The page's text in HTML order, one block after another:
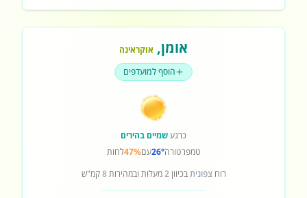
אומן, אוקראינה
הוסף למועדפים
כרגעשמיים בהירים
טמפרטורה26°עם47%לחות
רוחצפוניתבכיוון2מעלות ובמהירות8קמ"ש